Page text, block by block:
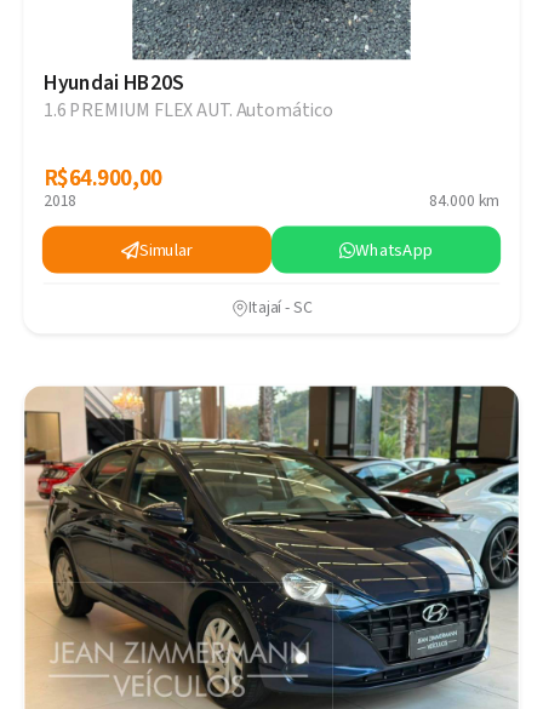
Hyundai HB20S
1.6 PREMIUM FLEX AUT. Automático
R$64.900,00
R$64.900,00
2018 84.000 km
Simular WhatsApp
Itajaí - SC